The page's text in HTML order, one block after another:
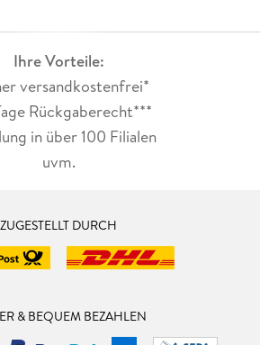
Ihre Vorteile:
versandkostenfrei*
Rückgaberecht***
in über 100 Filialen
uvm.
ZUGESTELLT DURCH
& BEQUEM BEZAHLEN